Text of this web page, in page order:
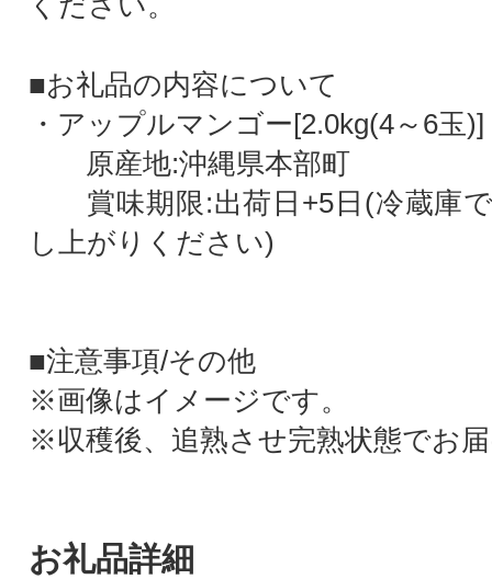
■お礼品の内容について
・アップルマンゴー[2.0kg(4～6玉)]
原産地:沖縄県本部町
賞味期限:出荷日+5日(冷蔵庫
し上がりください)
■注意事項/その他
※画像はイメージです。
※収穫後、追熟させ完熟状態でお
お礼品詳細